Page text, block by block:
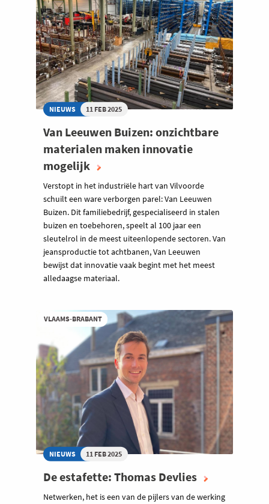
NIEUWS 11 FEB 2025
Van Leeuwen Buizen: onzichtbare
materialen maken innovatie
mogelijk
Verstopt in het industriële hart van Vilvoorde
schuilt een ware verborgen parel: Van Leeuwen
Buizen. Dit familiebedrijf, gespecialiseerd in stalen
buizen en toebehoren, speelt al 100 jaar een
sleutelrol in de meest uiteenlopende sectoren. Van
jeansproductie tot achtbanen, Van Leeuwen
bewijst dat innovatie vaak begint met het meest
alledaagse materiaal.
VLAAMS-BRABANT
NIEUWS 11 FEB 2025
De estafette: Thomas Devlies
Netwerken, het is een van de pijlers van de werking